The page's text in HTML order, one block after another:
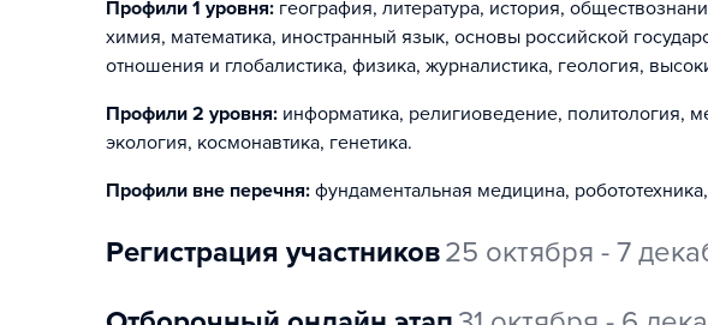
Профили 1 уровня: география, литература, история,
химия, математика, иностранный язык, основы российской
отношения и глобалистика, физика, журналистика, геология,
Профили 2 уровня: информатика, религиоведение, политология,
экология, космонавтика, генетика.
Профили вне перечня: фундаментальная медицина,
регистрация участников25 октября - 7